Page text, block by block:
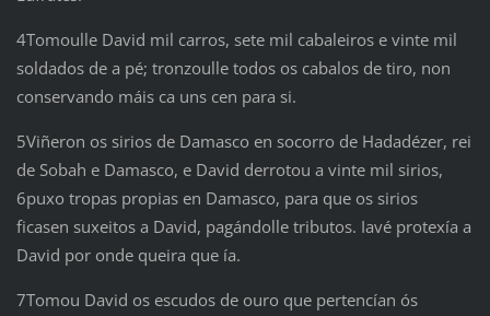
4Tomoulle David mil carros, sete mil cabaleiros e vinte mil
soldados de a pé; tronzoulle todos os cabalos de tiro, non
conservando máis ca uns cen para si.
5Viñeron os sirios de Damasco en socorro de Hadadézer, rei
de Sobah e Damasco, e David derrotou a vinte mil sirios,
6puxo tropas propias en Damasco, para que os sirios
ficasen suxeitos a David, pagándolle tributos. Iavé protexía a
David por onde queira que ía.
7Tomou David os escudos de ouro que pertencían ós